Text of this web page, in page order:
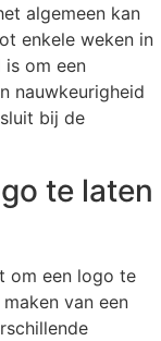
algemeen kan
enkele weken in
is om een
nauwkeurigheid
bij de
te laten
om een logo te
van een